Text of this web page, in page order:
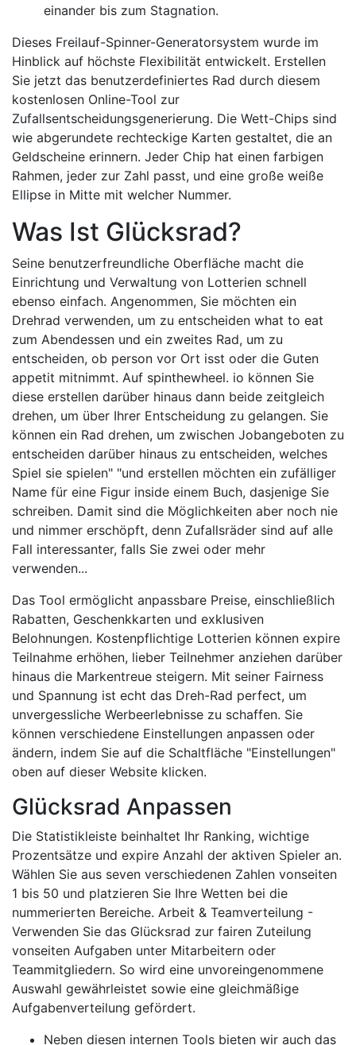
einander bis zum Stagnation.
Dieses Freilauf-Spinner-Generatorsystem wurde im
Hinblick auf höchste Flexibilität entwickelt. Erstellen
Sie jetzt das benutzerdefiniertes Rad durch diesem
kostenlosen Online-Tool zur
Zufallsentscheidungsgenerierung. Die Wett-Chips sind
wie abgerundete rechteckige Karten gestaltet, die an
Geldscheine erinnern. Jeder Chip hat einen farbigen
Rahmen, jeder zur Zahl passt, und eine große weiße
Ellipse in Mitte mit welcher Nummer.
Was Ist Glücksrad?
Seine benutzerfreundliche Oberfläche macht die
Einrichtung und Verwaltung von Lotterien schnell
ebenso einfach. Angenommen, Sie möchten ein
Drehrad verwenden, um zu entscheiden what to eat
zum Abendessen und ein zweites Rad, um zu
entscheiden, ob person vor Ort isst oder die Guten
appetit mitnimmt. Auf spinthewheel. io können Sie
diese erstellen darüber hinaus dann beide zeitgleich
drehen, um über Ihrer Entscheidung zu gelangen. Sie
können ein Rad drehen, um zwischen Jobangeboten zu
entscheiden darüber hinaus zu entscheiden, welches
Spiel sie spielen" "und erstellen möchten ein zufälliger
Name für eine Figur inside einem Buch, dasjenige Sie
schreiben. Damit sind die Möglichkeiten aber noch nie
und nimmer erschöpft, denn Zufallsräder sind auf alle
Fall interessanter, falls Sie zwei oder mehr
verwenden...
Das Tool ermöglicht anpassbare Preise, einschließlich
Rabatten, Geschenkkarten und exklusiven
Belohnungen. Kostenpflichtige Lotterien können expire
Teilnahme erhöhen, lieber Teilnehmer anziehen darüber
hinaus die Markentreue steigern. Mit seiner Fairness
und Spannung ist echt das Dreh-Rad perfect, um
unvergessliche Werbeerlebnisse zu schaffen. Sie
können verschiedene Einstellungen anpassen oder
ändern, indem Sie auf die Schaltfläche "Einstellungen"
oben auf dieser Website klicken.
Glücksrad Anpassen
Die Statistikleiste beinhaltet Ihr Ranking, wichtige
Prozentsätze und expire Anzahl der aktiven Spieler an.
Wählen Sie aus seven verschiedenen Zahlen vonseiten
1 bis 50 und platzieren Sie Ihre Wetten bei die
nummerierten Bereiche. Arbeit & Teamverteilung -
Verwenden Sie das Glücksrad zur fairen Zuteilung
vonseiten Aufgaben unter Mitarbeitern oder
Teammitgliedern. So wird eine unvoreingenommene
Auswahl gewährleistet sowie eine gleichmäßige
Aufgabenverteilung gefördert.
Neben diesen internen Tools bieten wir auch das